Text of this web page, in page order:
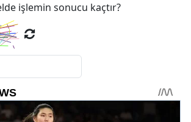
işlemin sonucu kaçtır?